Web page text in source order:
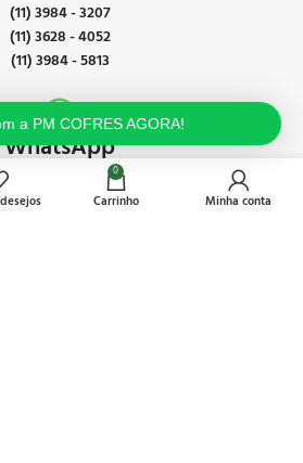
(11) 3984 - 3207
(11) 3628 - 4052
(11) 3984 - 5813
WhatsApp
(11) 95348 - 1867
0
Carrinho Minha conta
a PM COFRES AGORA!